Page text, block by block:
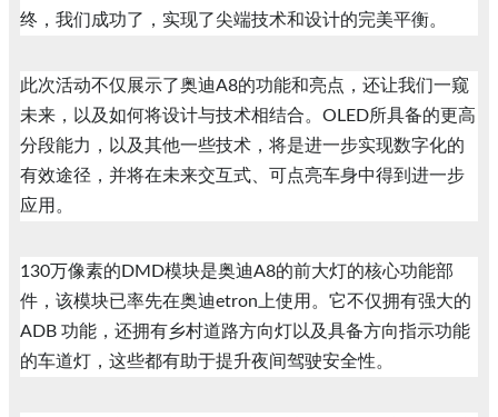
终，我们成功了，实现了尖端技术和设计的完美平衡。
此次活动不仅展示了奥迪A8的功能和亮点，还让我们一窥
未来，以及如何将设计与技术相结合。OLED所具备的更高
分段能力，以及其他一些技术，将是进一步实现数字化的
有效途径，并将在未来交互式、可点亮车身中得到进一步
应用。
130万像素的DMD模块是奥迪A8的前大灯的核心功能部
件，该模块已率先在奥迪etron上使用。它不仅拥有强大的
ADB 功能，还拥有乡村道路方向灯以及具备方向指示功能
的车道灯，这些都有助于提升夜间驾驶安全性。